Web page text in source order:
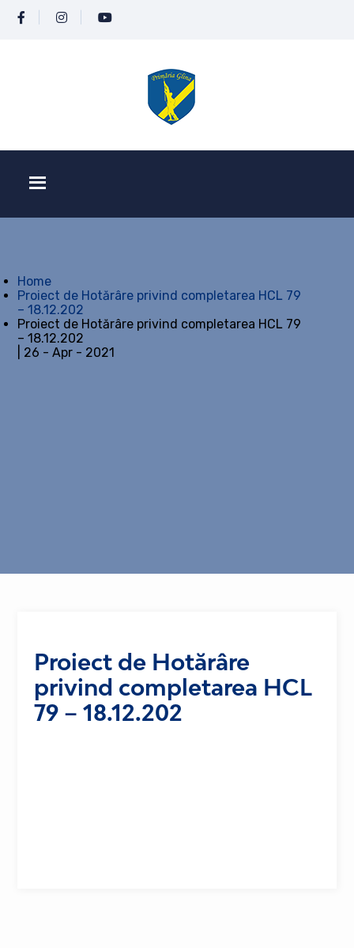
Home
Proiect de Hotărâre privind completarea HCL 79
– 18.12.202
Proiect de Hotărâre privind completarea HCL 79
– 18.12.202
| 26 - Apr - 2021
Proiect de Hotărâre
privind completarea HCL
79 – 18.12.202